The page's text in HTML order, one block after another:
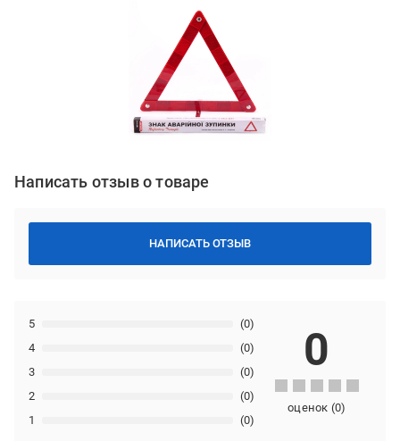
Написать отзыв о товаре
НАПИСАТЬ ОТЗЫВ
1 (0)
2 (0)
3 (0)
4 (0)
5 (0)
0
оценок (0)